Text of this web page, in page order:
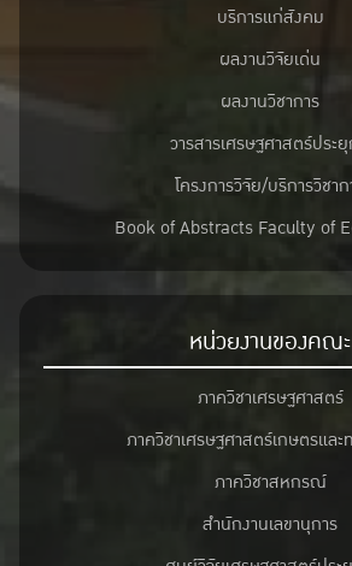
บริการแก่สังคม
ผลงานวิจัยเด่น
ผลงานวิชาการ
วารสารเศรษฐศาสตร์ประ
โครงการวิจัย/บริการวิชา
Book of Abstracts Faculty of
หน่วยงานของคณะ
ภาควิชาเศรษฐศาสตร์
ภาควิชาเศรษฐศาสตร์เกษตรแล
ภาควิชาสหกรณ์
สำนักงานเลขานุการ